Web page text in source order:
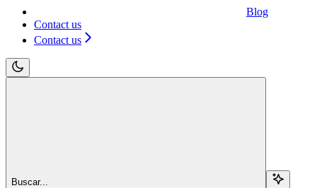
Blog
Contact us
Contact us
Buscar...